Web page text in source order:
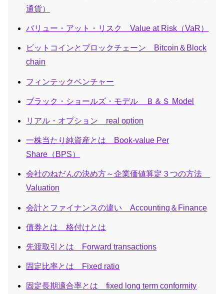
通貨）
バリュー・アット・リスク Value at Risk（VaR）
ビットコインとブロックチェーン Bitcoin＆Block
chain
フィンテックベンチャー
ブラック・ショールズ・モデル Ｂ＆Ｓ Model
リアル・オプション real option
一株当たり純資産とは Book-value Per
Share（BPS）
会社のねだんの決め方～企業価値算定３つの方法
Valuation
会計とファイナンスの違い Accounting＆Finance
債券とは 格付けとは
先渡取引とは Forward transactions
固定比率とは Fixed ratio
固定長期適合率とは fixed long term conformity